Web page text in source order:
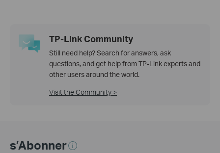
TP-Link Community
Still need help? Search for answers, ask
questions, and get help from TP-Link experts and
other users around the world.
Visit the Community >
s’Abonner